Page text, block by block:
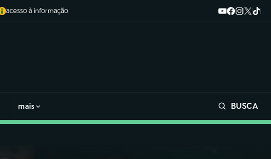
acesso à informação
mais BUSCA